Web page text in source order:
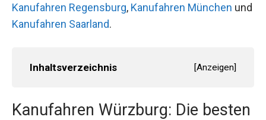
Kanufahren Regensburg, Kanufahren München und
Kanufahren Saarland.
Inhaltsverzeichnis [Anzeigen]
Kanufahren Würzburg: Die besten